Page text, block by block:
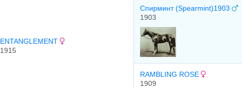
ENTANGLEMENT
1915
Спирминт (Spearmint)1903
1903
RAMBLING ROSE
1909